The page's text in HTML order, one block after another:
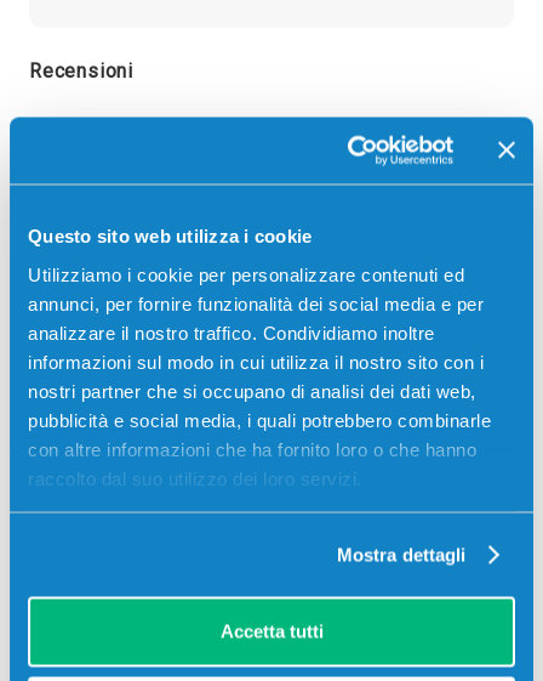
Questo sito web utilizza i cookie
Utilizziamo i cookie per personalizzare contenuti ed
annunci, per fornire funzionalità dei social media e per
analizzare il nostro traffico. Condividiamo inoltre
informazioni sul modo in cui utilizza il nostro sito con i
nostri partner che si occupano di analisi dei dati web,
pubblicità e social media, i quali potrebbero combinarle
con altre informazioni che ha fornito loro o che hanno
raccolto dal suo utilizzo dei loro servizi.
Mostra dettagli
Accetta tutti
Recensioni
Stampanti compatibili